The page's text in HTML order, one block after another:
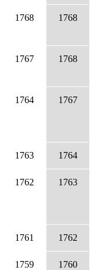
1768 1768
1767 1768
1764 1767
1763 1764
1762 1763
1761 1762
1759 1760